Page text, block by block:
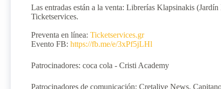
Las entradas están a la venta: Librerías Klapsinakis
Ticketservices.
Preventa en línea:Ticketservices.gr
Evento FB:https://fb.me/e/3xPf5jLHl
Patrocinadores: coca cola - Cristi Academy
Patrocinadores de comunicación: Cretalive News,